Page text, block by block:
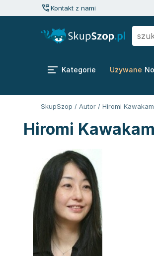
Kontakt z nami
Kategorie Używane
SkupSzop / Autor / Hiromi
Hiromi